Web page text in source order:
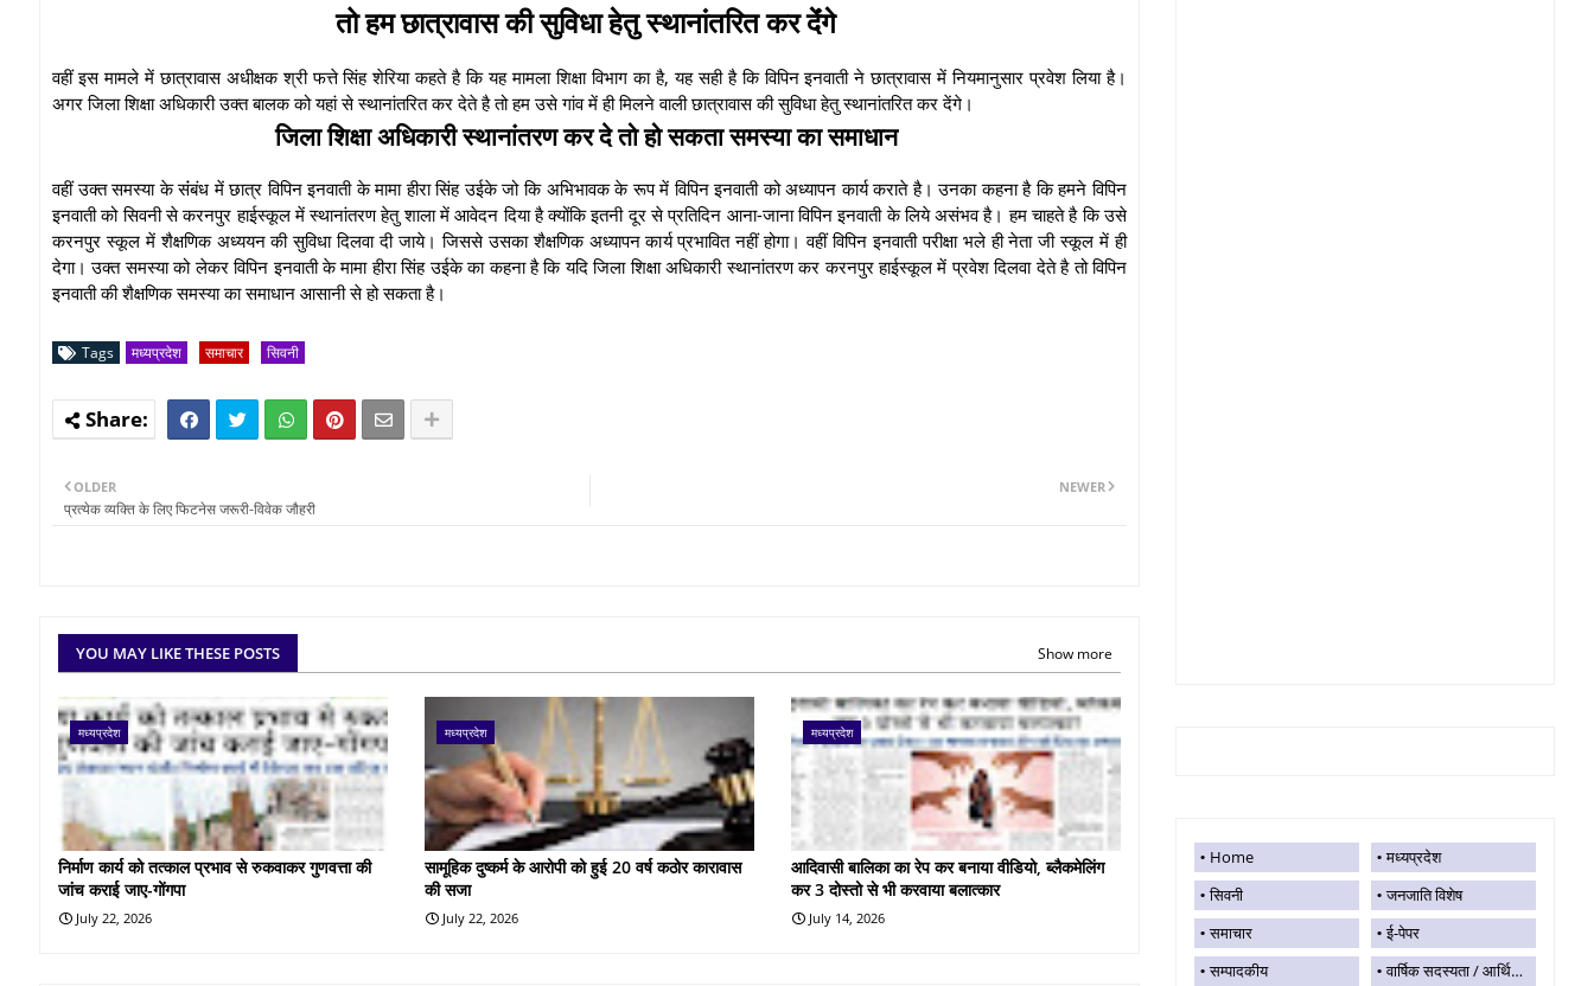
तो हम छात्रावास की सुविधा हेतु स्थानांतरित कर देंंगे
वहीं इस मामले में छात्रावास अधीक्षक श्री फत्ते सिंह शेरिया कहते है कि यह मामला शिक्षा विभाग का है, यह सही है कि विपिन इनवाती ने छात्रावास में नियमानुसार प्रवेश लिया है।
अगर जिला शिक्षा अधिकारी उक्त बालक को यहां से स्थानांतरित कर देते है तो हम उसे गांव में ही मिलने वाली छात्रावास की सुविधा हेतु स्थानांतरित कर देंगे।
जिला शिक्षा अधिकारी स्थानांतरण कर दे तो हो सकता समस्या का समाधान
वहीं उक्त समस्या के संंबंध में छात्र विपिन इनवाती के मामा हीरा सिंह उईके जो कि अभिभावक के रूप में विपिन इनवाती को अध्यापन कार्य कराते है। उनका कहना है कि हमने विपिन
इनवाती को सिवनी से करनपुर हाईस्कूल में स्थानांतरण हेतु शाला में आवेदन दिया है क्योंकि इतनी दूर से प्रतिदिन आना-जाना विपिन इनवाती के लिये असंभव है। हम चाहते है कि उसे
करनपुर स्कूल में शैक्षणिक अध्ययन की सुविधा दिलवा दी जाये। जिससे उसका शैक्षणिक अध्यापन कार्य प्रभावित नहीं होगा। वहीं विपिन इनवाती परीक्षा भले ही नेता जी स्कूल में ही
देगा। उक्त समस्या को लेकर विपिन इनवाती के मामा हीरा सिंह उईके का कहना है कि यदि जिला शिक्षा अधिकारी स्थानांतरण कर करनपुर हाईस्कूल में प्रवेश दिलवा देते है तो विपिन
इनवाती की शैक्षणिक समस्या का समाधान आसानी से हो सकता है।
Tags मध्यप्रदेश समाचार सिवनी
NEWER
OLDER
प्रत्येक व्यक्ति के लिए फिटनेस जरूरी-विवेक जौहरी
YOU MAY LIKE THESE POSTS Show more
मध्यप्रदेश
निर्माण कार्य को तत्काल प्रभाव से रुकवाकर गुणवत्ता की
जांच कराई जाए-गोंगपा
July 22, 2026
मध्यप्रदेश
सामूहिक दुष्कर्म के आरोपी को हुई 20 वर्ष कठोर कारावास
की सजा
July 22, 2026
मध्यप्रदेश
आदिवासी बालिका का रेप कर बनाया वीडियो, ब्लैकमेलिंग
कर 3 दोस्तो से भी करवाया बलात्कार
July 14, 2026
Home
मध्यप्रदेश
सिवनी
जनजाति विशेष
समाचार
ई-पेपर
सम्पादकीय
वार्षिक सदस्यता / आर्थिक सहयोग